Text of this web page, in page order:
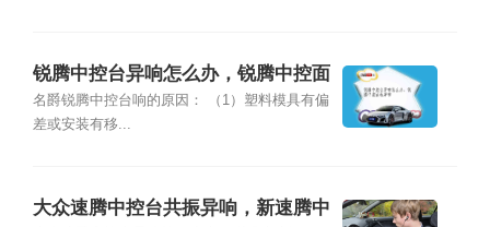
锐腾中控台异响怎么办，锐腾中控面
板异响
名爵锐腾中控台响的原因： （1）塑料模具有偏
差或安装有移...
大众速腾中控台共振异响，新速腾中